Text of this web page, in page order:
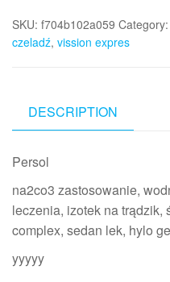
SKU: f704b102a059 Category:
czeladź, vission expres
DESCRIPTION
Persol
na2co3 zastosowanie,
leczenia, izotek na trądzik,
complex, sedan lek, hylo
yyyyy